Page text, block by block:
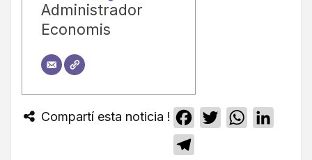
Administrador
Economis
Compartí esta noticia ! Facebook
TwitterWhatsApp